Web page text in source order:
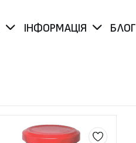
ІНФОРМАЦІЯ БЛОГ